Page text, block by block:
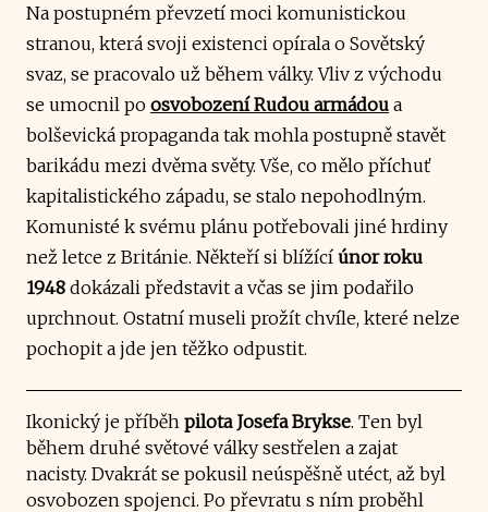
Na postupném převzetí moci komunistickou
stranou, která svoji existenci opírala o Sovětský
svaz, se pracovalo už během války. Vliv z východu
se umocnil po osvobození Rudou armádou a
bolševická propaganda tak mohla postupně stavět
barikádu mezi dvěma světy. Vše, co mělo příchuť
kapitalistického západu, se stalo nepohodlným.
Komunisté k svému plánu potřebovali jiné hrdiny
než letce z Británie. Někteří si blížící únor roku
1948 dokázali představit a včas se jim podařilo
uprchnout. Ostatní museli prožít chvíle, které nelze
pochopit a jde jen těžko odpustit.
Ikonický je příběh pilota Josefa Brykse. Ten byl
během druhé světové války sestřelen a zajat
nacisty. Dvakrát se pokusil neúspěšně utéct, až byl
osvobozen spojenci. Po převratu s ním proběhl